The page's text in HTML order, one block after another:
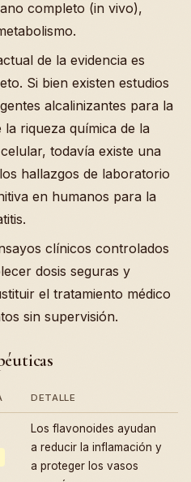
completo (in vivo),
de la evidencia es
Si bien existen estudios
alcalinizantes para la
riqueza química de la
todavía existe una
hallazgos de laboratorio
en humanos para la
clínicos controlados
dosis seguras y
el tratamiento médico
sin supervisión.
DETALLE
Los flavonoides ayudan
a reducir la inflamación y
a proteger los vasos